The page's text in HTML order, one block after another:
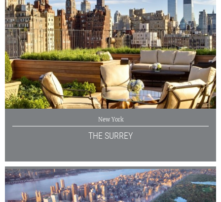
New York
THE SURREY